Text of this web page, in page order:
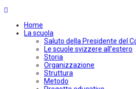
Home
La scuola
Saluto della Presidente del
Le scuole svizzere all’estero
Storia
Organizzazione
Struttura
Metodo